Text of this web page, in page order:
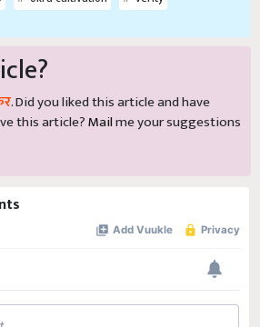
. Did you liked this article and have
this article?Mailme your suggestions